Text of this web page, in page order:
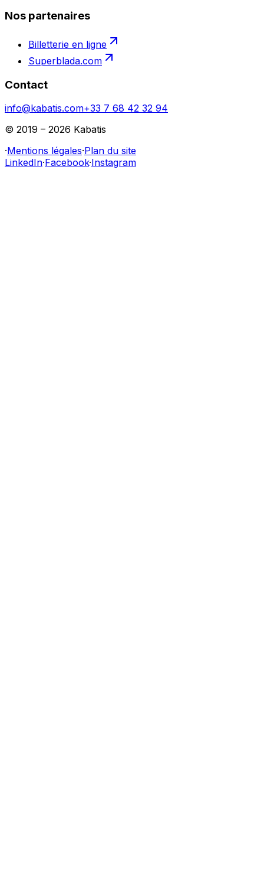
Nos partenaires
Billetterie en ligne
Superblada.com
Contact
info@kabatis.com+33 7 68 42 32 94
© 2019 – 2026 Kabatis
·Mentions légales·Plan du site
LinkedIn·Facebook·Instagram